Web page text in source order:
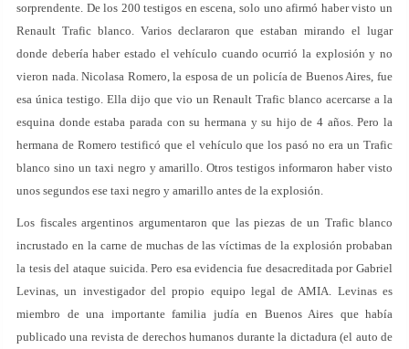
sorprendente. De los 200 testigos en escena, solo uno afirmó haber visto un
Renault Trafic blanco. Varios declararon que estaban mirando el lugar
donde debería haber estado el vehículo cuando ocurrió la explosión y no
vieron nada. Nicolasa Romero, la esposa de un policía de Buenos Aires, fue
esa única testigo. Ella dijo que vio un Renault Trafic blanco acercarse a la
esquina donde estaba parada con su hermana y su hijo de 4 años. Pero la
hermana de Romero testificó que el vehículo que los pasó no era un Trafic
blanco sino un taxi negro y amarillo. Otros testigos informaron haber visto
unos segundos ese taxi negro y amarillo antes de la explosión.
Los fiscales argentinos argumentaron que las piezas de un Trafic blanco
incrustado en la carne de muchas de las víctimas de la explosión probaban
la tesis del ataque suicida. Pero esa evidencia fue desacreditada por Gabriel
Levinas, un investigador del propio equipo legal de AMIA. Levinas es
miembro de una importante familia judía en Buenos Aires que había
publicado una revista de derechos humanos durante la dictadura (el auto de